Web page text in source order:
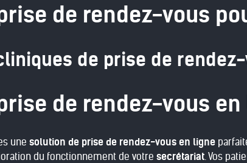
de rendez-vous
de prise de
de rendez-vous
une solution de prise de rendez-vous en ligne
du fonctionnement de votre secrétariat . Vos